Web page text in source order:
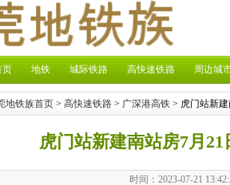
页 地铁 城际铁路 高快速铁路 周边城
地铁族首页 > 高快速铁路 > 广深港高铁 > 虎门站新
虎门站新建南站房7月21
时间：2023-07-21